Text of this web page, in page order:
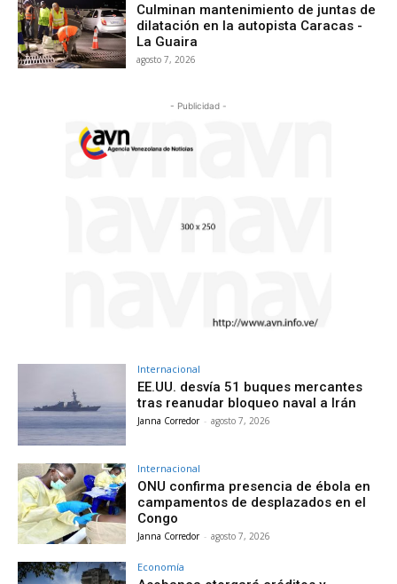
Culminan mantenimiento de juntas de
dilatación en la autopista Caracas -
La Guaira
agosto 7, 2026
- Publicidad -
Internacional
EE.UU. desvía 51 buques mercantes
tras reanudar bloqueo naval a Irán
Janna Corredor - agosto 7, 2026
Internacional
ONU confirma presencia de ébola en
campamentos de desplazados en el
Congo
Janna Corredor - agosto 7, 2026
Economía